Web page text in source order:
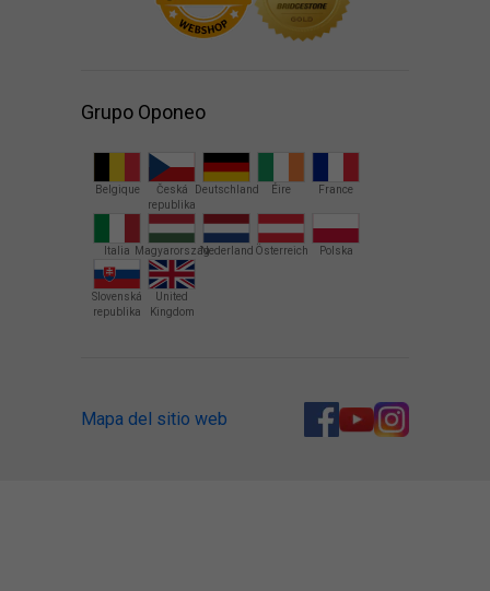
Grupo Oponeo
Belgique
Česká
republika
Deutschland Éire France
Italia MagyarországNederland Österreich Polska
Slovenská
republika
United
Kingdom
Mapa del sitio web